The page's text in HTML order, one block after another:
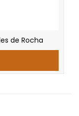
de Rocha